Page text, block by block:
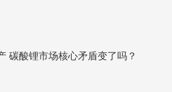
碳酸锂市场核心矛盾变了吗？